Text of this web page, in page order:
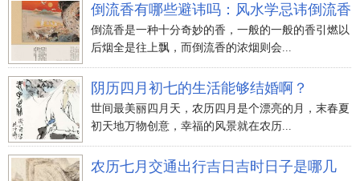
倒流香有哪些避讳吗：风水学忌讳倒流香
倒流香是一种十分奇妙的香，一般的一般的香引燃以
后烟全是往上飘，而倒流香的浓烟则会...
阴历四月初七的生活能够结婚啊？
世间最美丽四月天，农历四月是个漂亮的月，末春夏
初天地万物创意，幸福的风景就在农历...
农历七月交通出行吉日吉时日子是哪几